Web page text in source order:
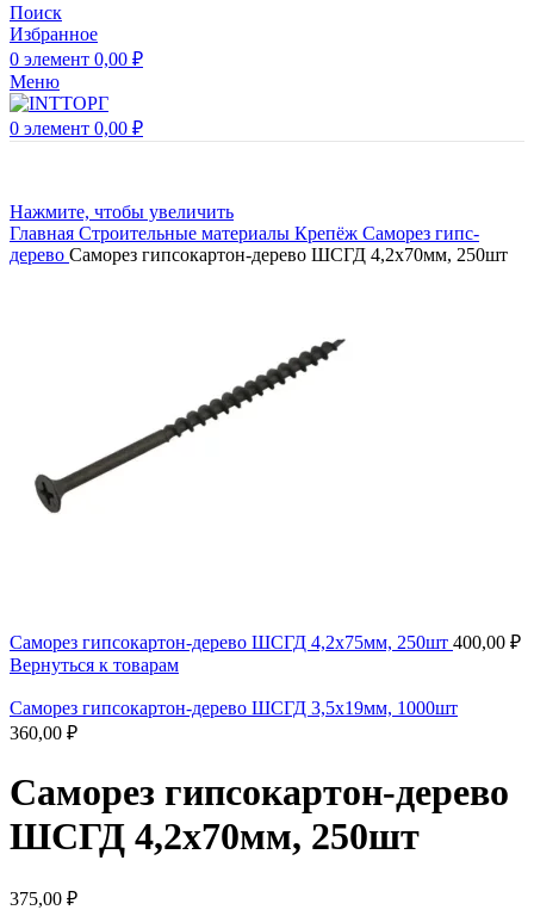
Поиск
Избранное
0 элемент 0,00 ₽
Меню
0 элемент 0,00 ₽
Нажмите, чтобы увеличить
Главная Строительные материалы Крепёж Саморез гипс-
дерево Саморез гипсокартон-дерево ШСГД 4,2х70мм, 250шт
Саморез гипсокартон-дерево ШСГД 4,2х75мм, 250шт 400,00 ₽
Вернуться к товарам
Саморез гипсокартон-дерево ШСГД 3,5х19мм, 1000шт
360,00 ₽
Саморез гипсокартон-дерево
ШСГД 4,2х70мм, 250шт
375,00 ₽